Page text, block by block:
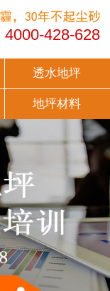
4000-428-628
透水地坪
地坪材料